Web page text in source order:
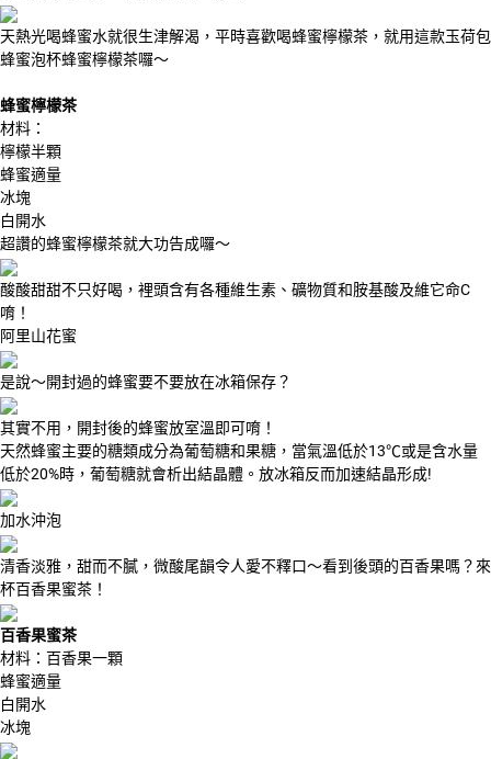
天熱光喝蜂蜜水就很生津解渴，平時喜歡喝蜂蜜檸檬茶，就用這款玉荷包
蜂蜜泡杯蜂蜜檸檬茶囉～
蜂蜜檸檬茶
材料：
檸檬半顆
蜂蜜適量
冰塊
白開水
超讚的蜂蜜檸檬茶就大功告成囉～
酸酸甜甜不只好喝，裡頭含有各種維生素、礦物質和胺基酸及維它命C
唷！
阿里山花蜜
是說～開封過的蜂蜜要不要放在冰箱保存？
其實不用，開封後的蜂蜜放室溫即可唷！
天然蜂蜜主要的糖類成分為葡萄糖和果糖，當氣溫低於13℃或是含水量
低於20%時，葡萄糖就會析出結晶體。放冰箱反而加速結晶形成!
加水沖泡
清香淡雅，甜而不膩，微酸尾韻令人愛不釋口～看到後頭的百香果嗎？來
杯百香果蜜茶！
百香果蜜茶
材料：百香果一顆
蜂蜜適量
白開水
冰塊